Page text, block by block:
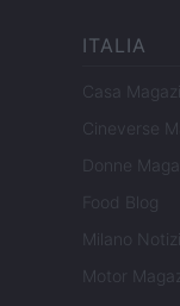
ITALIA
Casa
Cineverse
Donne
Food Blog
Milano
Motor